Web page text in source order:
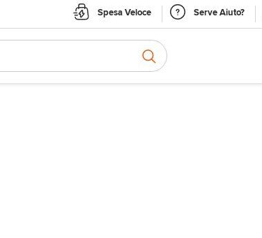
Spesa Veloce Serve Aiuto?